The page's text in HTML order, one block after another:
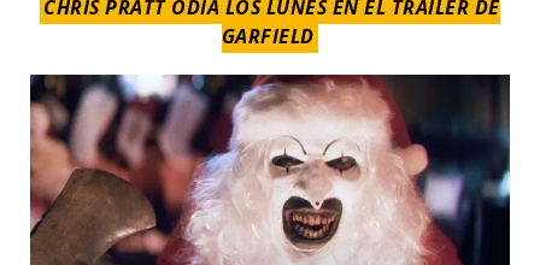
CHRIS PRATT ODIA LOS LUNES EN EL TRAILER DE
GARFIELD